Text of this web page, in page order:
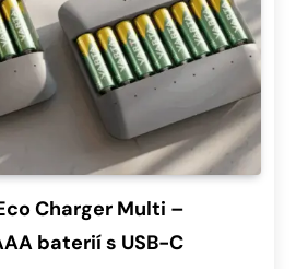
Charger Multi –
baterií s USB-C